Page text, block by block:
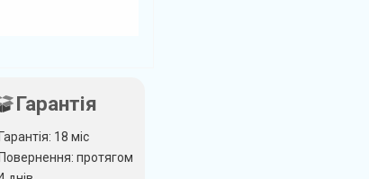
Гарантія
18 міс
протягом